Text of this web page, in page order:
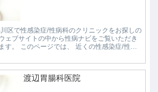
区で性感染症/性病科のクリニックをお探しの
ェブサイトの中から性病ナビをご覧いただき
す。 このページでは、 近くの性感染症/性病
渡辺胃腸科医院